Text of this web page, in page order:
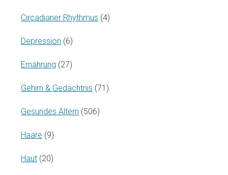
Circadianer Rhythmus (4)
Depression (6)
Ernährung (27)
Gehirn & Gedächtnis (71)
Gesundes Altern (506)
Haare (9)
Haut (20)